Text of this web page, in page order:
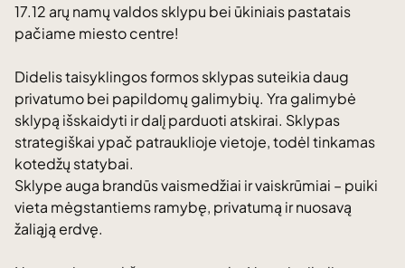
17.12 arų namų valdos sklypu bei ūkiniais pastatais
pačiame miesto centre!
Didelis taisyklingos formos sklypas suteikia daug
privatumo bei papildomų galimybių. Yra galimybė
sklypą išskaidyti ir dalį parduoti atskirai. Sklypas
strategiškai ypač patrauklioje vietoje, todėl tinkamas
kotedžų statybai.
Sklype auga brandūs vaismedžiai ir vaiskrūmiai – puiki
vieta mėgstantiems ramybę, privatumą ir nuosavą
žaliąją erdvę.